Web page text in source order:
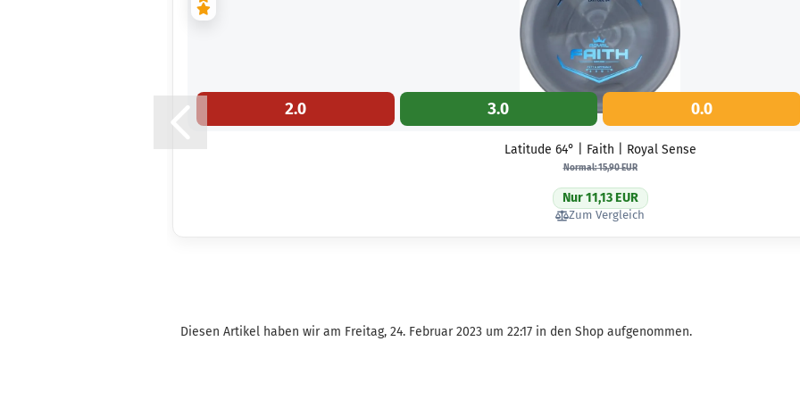
2.0 3.0 0.0
Latitude 64° | Faith | Royal Sense
Normal: 15,90 EUR
Nur 11,13 EUR
Zum Vergleich
Diesen Artikel haben wir am Freitag, 24. Februar 2023 um 22:17 in den Shop aufgenommen.